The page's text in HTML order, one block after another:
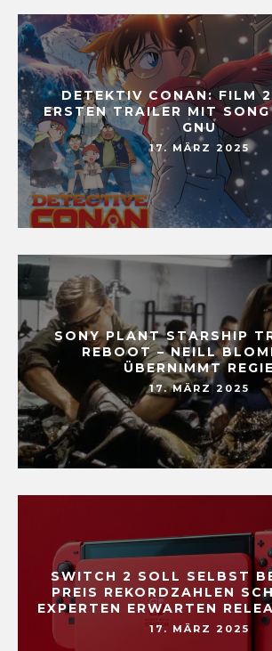
DETEKTIV CONAN: FILM
ERSTEN TRAILER MIT
GNU
17. MÄRZ 2025
SONY PLANT STARSHIP
REBOOT – NEILL
ÜBERNIMMT REGIE
17. MÄRZ 2025
SWITCH 2 SOLL SELBST
PREIS REKORDZAHLEN
EXPERTEN ERWARTEN
17. MÄRZ 2025